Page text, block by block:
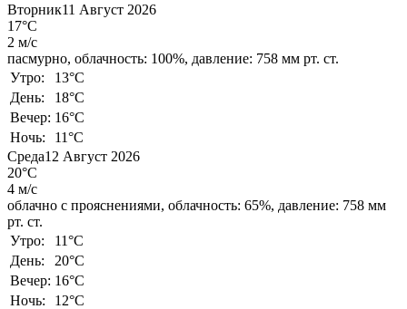
Вторник11 Август 2026
17°C
2 м/с
пасмурно, облачность: 100%, давление: 758 мм рт. ст.
Утро:
13°C
День:
18°C
Вечер: 16°C
Ночь:
11°C
Среда12 Август 2026
20°C
4 м/с
облачно с прояснениями, облачность: 65%, давление: 758 мм
рт. ст.
Утро:
11°C
День:
20°C
Вечер: 16°C
Ночь:
12°C